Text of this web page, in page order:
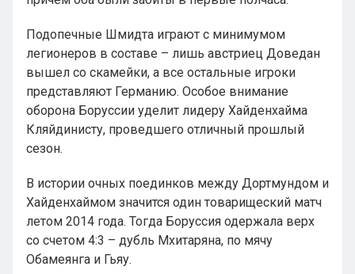
Подопечные Шмидта играют с минимумом
легионеров в составе – лишь австриец Доведан
вышел со скамейки, а все остальные игроки
представляют Германию. Особое внимание
оборона Боруссии уделит лидеру Хайденхайма
Кляйдинисту, проведшего отличный прошлый
сезон.
В истории очных поединков между Дортмундом и
Хайденхаймом значится один товарищеский матч
летом 2014 года. Тогда Боруссия одержала верх
со счетом 4:3 – дубль Мхитаряна, по мячу
Обамеянга и Гьяу.